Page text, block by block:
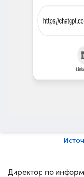
Директор по